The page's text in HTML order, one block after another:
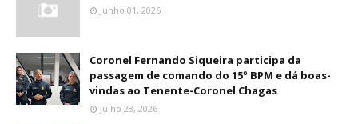
Junho 01, 2026
Coronel Fernando Siqueira participa da
passagem de comando do 15º BPM e dá boas-
vindas ao Tenente-Coronel Chagas
Julho 23, 2026